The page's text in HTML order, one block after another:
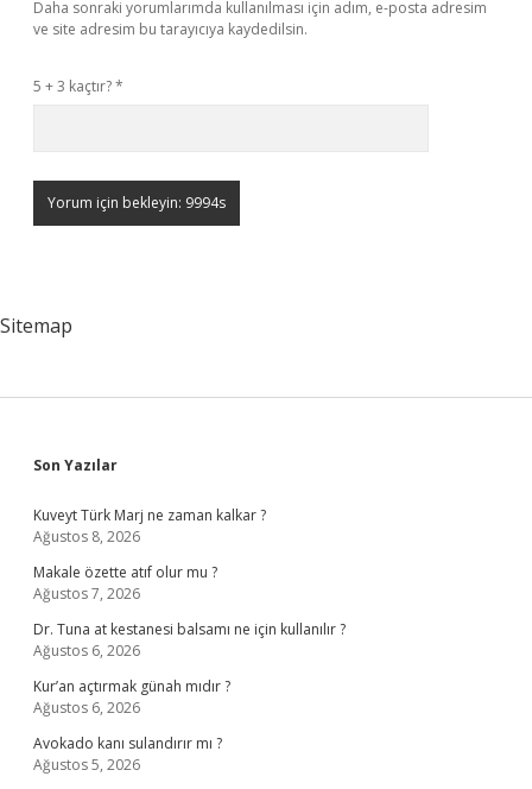
Daha sonraki yorumlarımda kullanılması için adım, e-posta adresim
ve site adresim bu tarayıcıya kaydedilsin.
5 + 3 kaçtır?*
Sitemap
Sidebar
Son Yazılar
Kuveyt Türk Marj ne zaman kalkar ?
Ağustos 8, 2026
Makale özette atıf olur mu ?
Ağustos 7, 2026
Dr. Tuna at kestanesi balsamı ne için kullanılır ?
Ağustos 6, 2026
Kur’an açtırmak günah mıdır ?
Ağustos 6, 2026
Avokado kanı sulandırır mı ?
Ağustos 5, 2026